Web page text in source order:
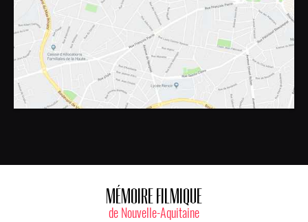
MÉMOIRE FILMIQUE
de Nouvelle-Aquitaine